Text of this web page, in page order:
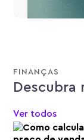
FINANÇAS
Descubra
Ver todos